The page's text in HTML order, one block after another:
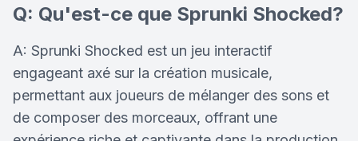
Q: Qu'est-ce que Sprunki Shocked?
A: Sprunki Shocked est un jeu interactif
engageant axé sur la création musicale,
permettant aux joueurs de mélanger des sons et
de composer des morceaux, offrant une